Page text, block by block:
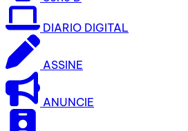
DIARIO DIGITAL
ASSINE
ANUNCIE